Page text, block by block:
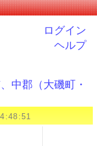
ログイン
ヘルプ
中郡（大磯町・